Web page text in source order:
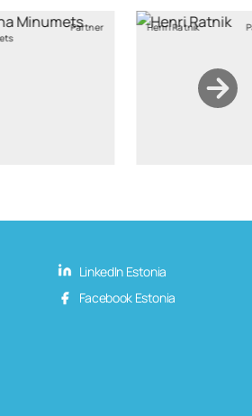
Henri Ratnik Partner Kristi Sild
LinkedIn Estonia
Facebook Estonia